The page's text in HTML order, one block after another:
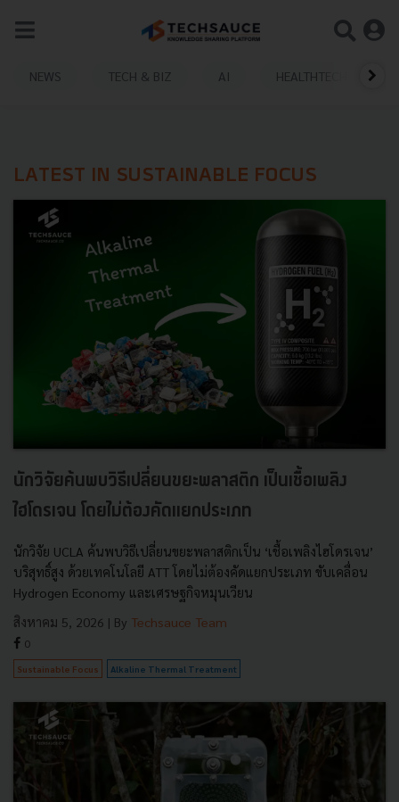
NEWS TECH & BIZ AI HEALTHTECH
LATEST IN SUSTAINABLE FOCUS
นักวิจัยค้นพบวิธีเปลี่ยนขยะพลาสติก เป็นเชื้อเพลิง
ไฮโดรเจน โดยไม่ต้องคัดแยกประเภท
นักวิจัย UCLA ค้นพบวิธีเปลี่ยนขยะพลาสติกเป็น ‘เชื้อเพลิงไฮโดรเจน’
บริสุทธิ์สูง ด้วยเทคโนโลยี ATT โดยไม่ต้องคัดแยกประเภท ขับเคลื่อน
Hydrogen Economy และเศรษฐกิจหมุนเวียน
สิงหาคม 5, 2026 | By Techsauce Team
0
Sustainable Focus Alkaline Thermal Treatment